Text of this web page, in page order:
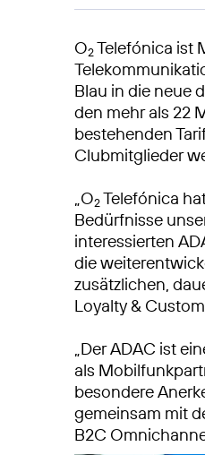
O2Telefónica ist
Blau in die neue
den mehr als 22
bestehenden
Clubmitglieder
„O2Telefónica
Bedürfnisse
interessierten
die
zusätzlichen,
Loyalty &
„Der ADAC ist
als
besondere
gemeinsam mit
B2C